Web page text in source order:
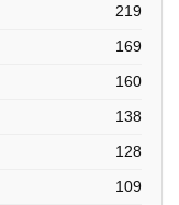
219
169
160
138
128
109